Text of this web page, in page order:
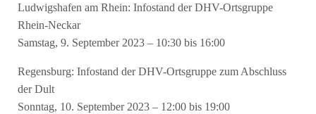
Ludwigshafen am Rhein: Infostand der DHV-Ortsgruppe
Rhein-Neckar
Samstag, 9. September 2023 – 10:30 bis 16:00
Regensburg: Infostand der DHV-Ortsgruppe zum Abschluss
der Dult
Sonntag, 10. September 2023 – 12:00 bis 19:00